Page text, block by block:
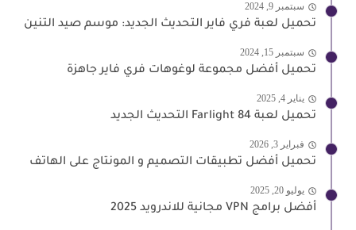
سبتمبر 9, 2024
تحميل لعبة فري فاير التحديث الجديد: موسم صيد التنين
سبتمبر 15, 2024
تحميل أفضل مجموعة لوغوهات فري فاير جاهزة
يناير 4, 2025
تحميل لعبة Farlight 84 التحديث الجديد
فبراير 3, 2026
تحميل أفضل تطبيقات التصميم و المونتاج على الهاتف
يوليو 20, 2025
أفضل برامج VPN مجانية للاندرويد 2025